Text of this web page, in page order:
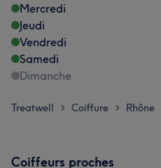
Mercredi
Jeudi
Vendredi
Samedi
Dimanche
Treatwell > Coiffure > Rhône
Coiffeurs proches